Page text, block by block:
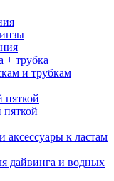
+ трубка
и трубкам
пяткой
пяткой
к ластам
дайвинга и водных